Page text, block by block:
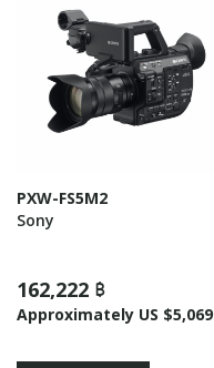
PXW-FS5M2
Sony
162,222 ฿
Approximately US $5,069